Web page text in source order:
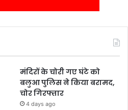
मंदिरों के चोरी गए घंटे को
बलुआ पुलिस ने किया बरामद,
चोर गिरफ्तार
4 days ago